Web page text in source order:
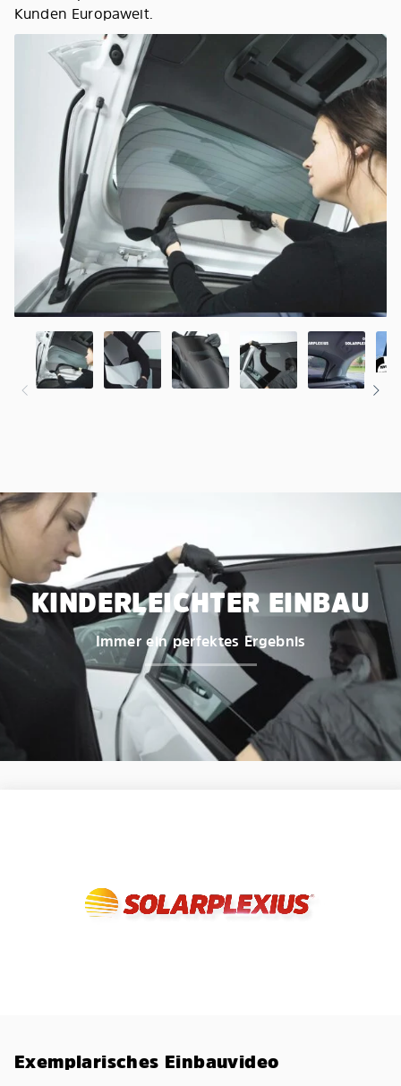
Kunden Europaweit.
KINDERLEICHTER EINBAU
Immer ein perfektes Ergebnis
Exemplarisches Einbauvideo